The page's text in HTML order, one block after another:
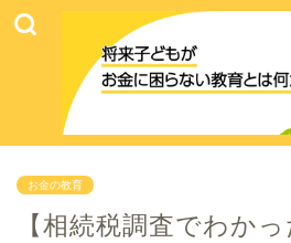
お金の教育
【相続税調査でわか